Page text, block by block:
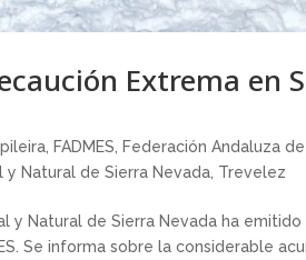
Extrema en
FADMES Federación Andaluza
y Natural de Sierra Nevada Trevelez
y Natural de Sierra Nevada ha
Se informa sobre la considerable